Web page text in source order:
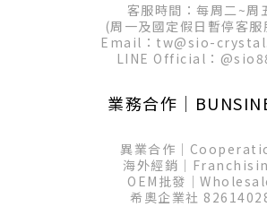
客服時間：每周二~周
(周一及國定假日暫停客服
Email：tw@sio-
LINE Official：
業務合作
異業合作
海外經銷
OEM批發
希奧企業社